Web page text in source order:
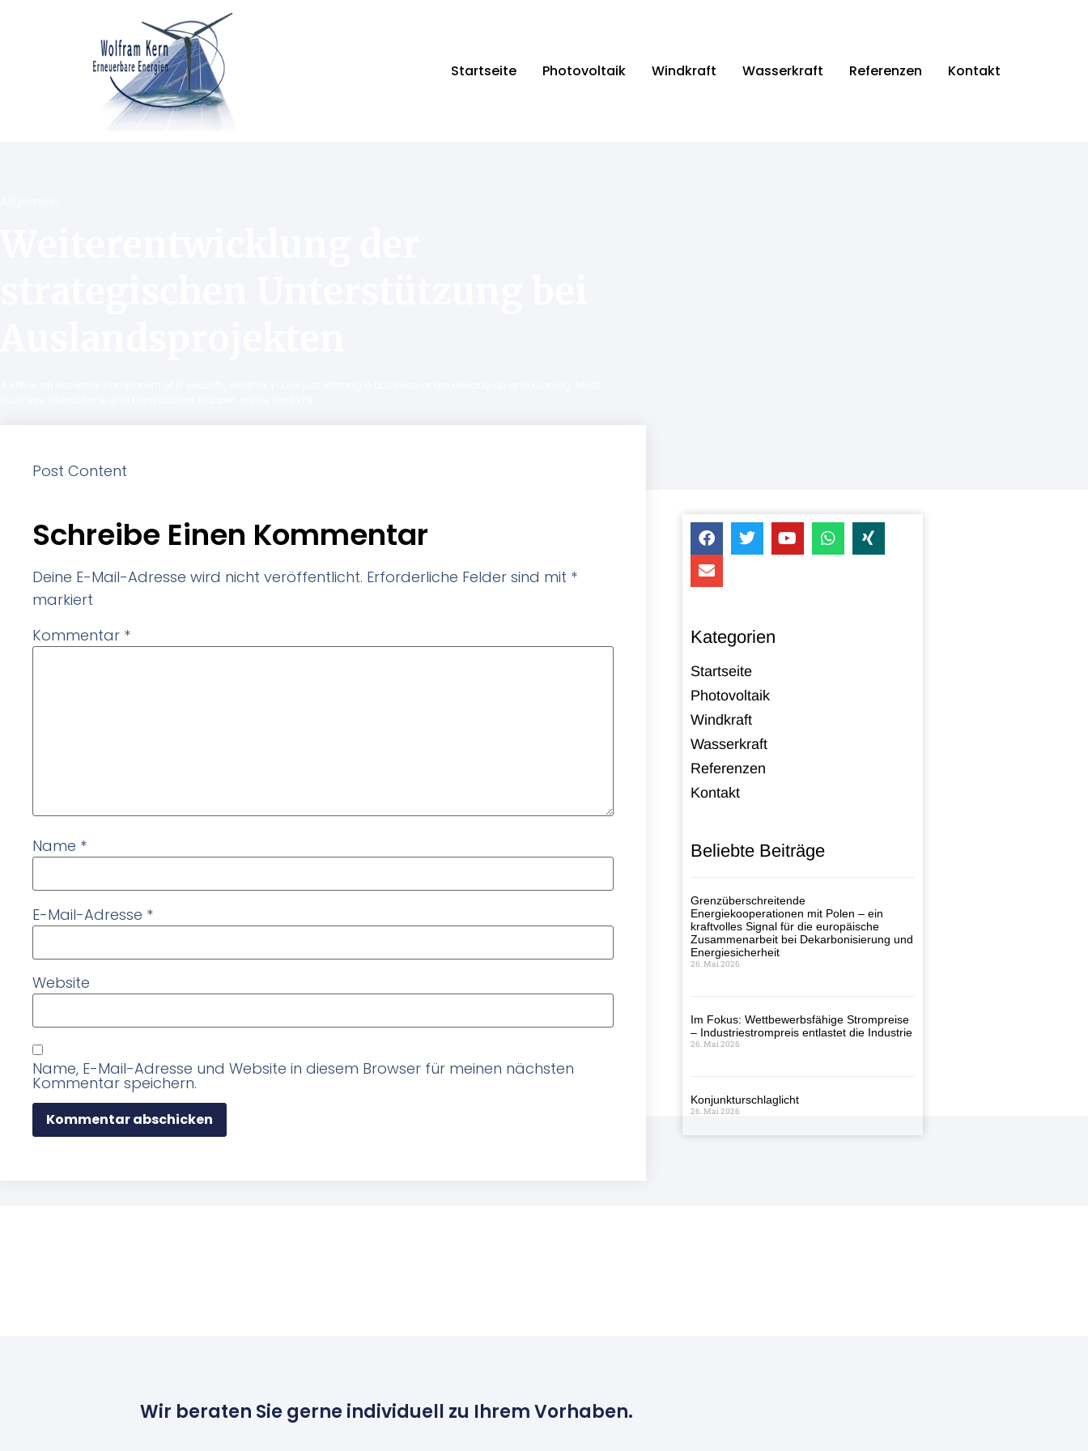
Startseite Photovoltaik Windkraft Wasserkraft Referenzen Kontakt
Post Content
Schreibe Einen Kommentar
Deine E-Mail-Adresse wird nicht veröffentlicht. Erforderliche Felder sind mit *
markiert
Kommentar *
Name *
E-Mail-Adresse *
Website
Name, E-Mail-Adresse und Website in diesem Browser für meinen nächsten
Kommentar speichern.
Kategorien
Startseite
Photovoltaik
Windkraft
Wasserkraft
Referenzen
Kontakt
Beliebte Beiträge
Grenzüberschreitende
Energiekooperationen mit Polen – ein
kraftvolles Signal für die europäische
Zusammenarbeit bei Dekarbonisierung und
Energiesicherheit
26. Mai 2026
Im Fokus: Wettbewerbsfähige Strompreise
– Industriestrompreis entlastet die Industrie
26. Mai 2026
Konjunkturschlaglicht
26. Mai 2026
Wir beraten Sie gerne individuell zu Ihrem Vorhaben.